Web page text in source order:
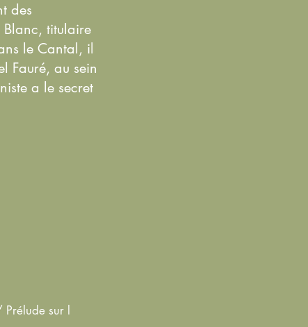
des
Blanc, titulaire
le Cantal, il
Fauré, au sein
a le secret
sur l